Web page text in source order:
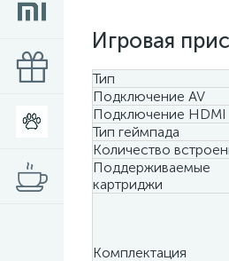
Игровая
Тип
Подключение AV
Подключение HDMI
Тип геймпада
Количество
Поддерживаемые
картриджи
Комплектация